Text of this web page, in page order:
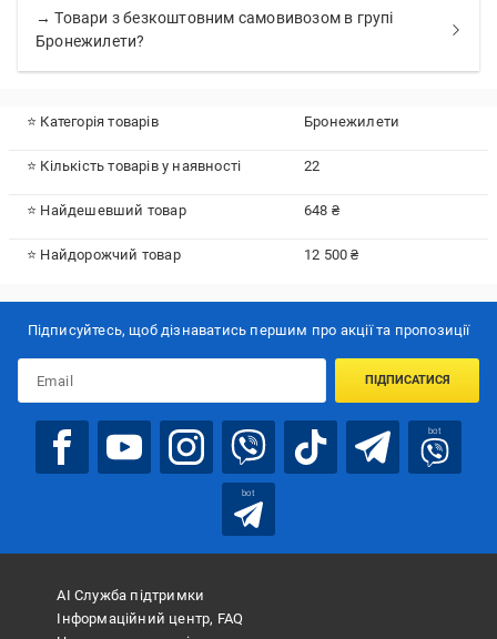
→ Товари з безкоштовним самовивозом в групі
Бронежилети?
⭐ Категорія товарів Бронежилети
⭐ Кількість товарів у наявності 22
⭐ Найдешевший товар 648 ₴
⭐ Найдорожчий товар 12 500 ₴
Підписуйтесь, щоб дізнаватись першим про акції та пропозиції
ПІДПИСАТИСЯ
bot
bot
АІ Служба підтримки
Інформаційний центр, FAQ